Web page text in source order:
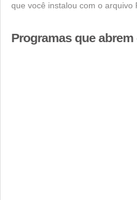
que você instalou com o arquivo
Programas que abrem